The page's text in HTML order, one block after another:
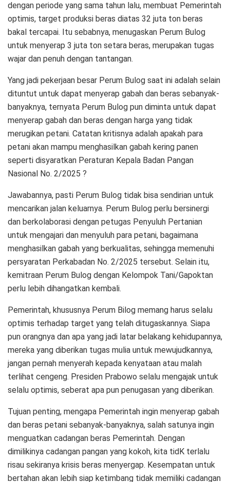
dengan periode yang sama tahun lalu, membuat Pemerintah
optimis, target produksi beras diatas 32 juta ton beras
bakal tercapai. Itu sebabnya, menugaskan Perum Bulog
untuk menyerap 3 juta ton setara beras, merupakan tugas
wajar dan penuh dengan tantangan.
Yang jadi pekerjaan besar Perum Bulog saat ini adalah selain
dituntut untuk dapat menyerap gabah dan beras sebanyak-
banyaknya, ternyata Perum Bulog pun diminta untuk dapat
menyerap gabah dan beras dengan harga yang tidak
merugikan petani. Catatan kritisnya adalah apakah para
petani akan mampu menghasilkan gabah kering panen
seperti disyaratkan Peraturan Kepala Badan Pangan
Nasional No. 2/2025 ?
Jawabannya, pasti Perum Bulog tidak bisa sendirian untuk
mencarikan jalan keluarnya. Perum Bulog perlu bersinergi
dan berkolaborasi dengan petugas Penyuluh Pertanian
untuk mengajari dan menyuluh para petani, bagaimana
menghasilkan gabah yang berkualitas, sehingga memenuhi
persyaratan Perkabadan No. 2/2025 tersebut. Selain itu,
kemitraan Perum Bulog dengan Kelompok Tani/Gapoktan
perlu lebih dihangatkan kembali.
Pemerintah, khususnya Perum Bilog memang harus selalu
optimis terhadap target yang telah ditugaskannya. Siapa
pun orangnya dan apa yang jadi latar belakang kehidupannya,
mereka yang diberikan tugas mulia untuk mewujudkannya,
jangan pernah menyerah kepada kenyataan atau malah
terlihat cengeng. Presiden Prabowo selalu mengajak untuk
selalu optimis, seberat apa pun penugasan yang diberikan.
Tujuan penting, mengapa Pemerintah ingin menyerap gabah
dan beras petani sebanyak-banyaknya, salah satunya ingin
menguatkan cadangan beras Pemerintah. Dengan
dimilikinya cadangan pangan yang kokoh, kita tidK terlalu
risau sekiranya krisis beras menyergap. Kesempatan untuk
bertahan akan lebih siap ketimbang tidak memiliki cadangan